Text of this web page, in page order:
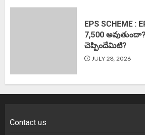
EPS SCHEME :
7,500
చెప్పిందేమిటి?
JULY 28, 2026
Contact us